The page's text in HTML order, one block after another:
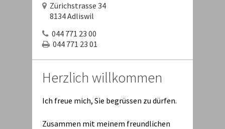
Zürichstrasse 34
8134 Adliswil
044 771 23 00
044 771 23 01
Herzlich willkommen
Ich freue mich, Sie begrüssen zu dürfen.
Zusammen mit meinem freundlichen